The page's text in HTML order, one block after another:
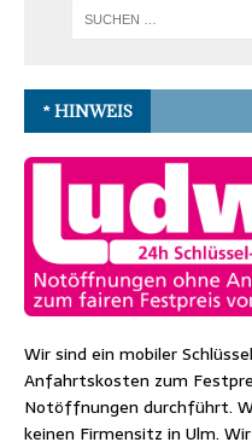
* HINWEIS
Wir sind ein mobiler
Anfahrtskosten zum
Notöffnungen durchführt.
keinen Firmensitz in Ulm.